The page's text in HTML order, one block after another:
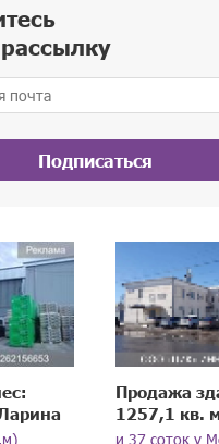
Подписаться
Продажа
1257,1 кв.
и 37 соток у